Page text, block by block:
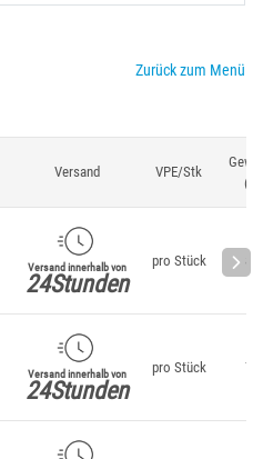
Zurück zum Menü
Versand VPE/Stk
(g)
Versand innerhalb von
24Stunden
pro Stück 84
Versand innerhalb von
24Stunden
pro Stück 70